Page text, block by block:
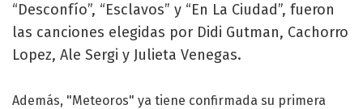
“Desconfío”, “Esclavos” y “En La Ciudad”, fueron
las canciones elegidas por Didi Gutman, Cachorro
Lopez, Ale Sergi y Julieta Venegas.
Además, "Meteoros" ya tiene confirmada su primera